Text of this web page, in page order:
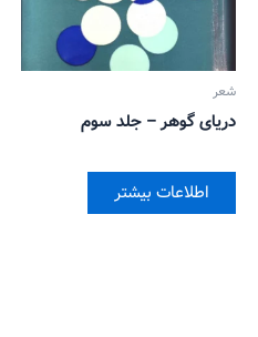
شعر
دریای گوهر – جلد سوم
اطلاعات بیشتر